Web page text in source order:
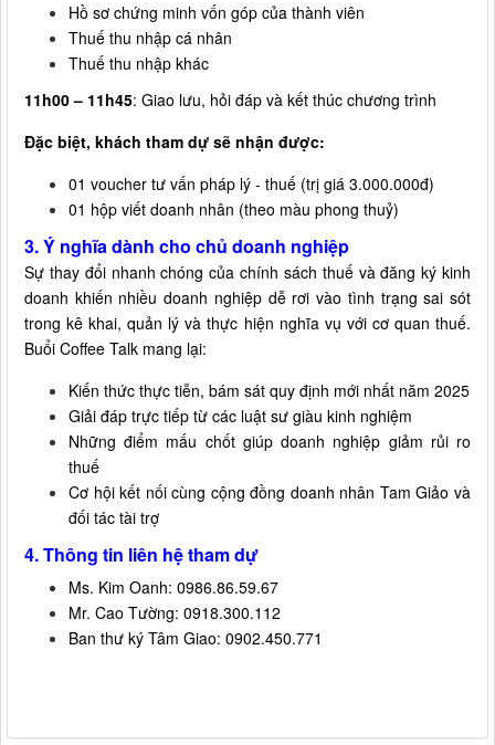
Hồ sơ chứng minh vốn góp của thành viên
Thuế thu nhập cá nhân
Thuế thu nhập khác
11h00 – 11h45: Giao lưu, hỏi đáp và kết thúc chương trình
Đặc biệt, khách tham dự sẽ nhận được:
01 voucher tư vấn pháp lý - thuế (trị giá 3.000.000đ)
01 hộp viết doanh nhân (theo màu phong thuỷ)
3. Ý nghĩa dành cho chủ doanh nghiệp
Sự thay đổi nhanh chóng của chính sách thuế và đăng ký kinh
doanh khiến nhiều doanh nghiệp dễ rơi vào tình trạng sai sót
trong kê khai, quản lý và thực hiện nghĩa vụ với cơ quan thuế.
Buổi Coffee Talk mang lại:
Kiến thức thực tiễn, bám sát quy định mới nhất năm 2025
Giải đáp trực tiếp từ các luật sư giàu kinh nghiệm
Những điểm mấu chốt giúp doanh nghiệp giảm rủi ro
thuế
Cơ hội kết nối cùng cộng đồng doanh nhân Tam Giảo và
đối tác tài trợ
4. Thông tin liên hệ tham dự
Ms. Kim Oanh: 0986.86.59.67
Mr. Cao Tường: 0918.300.112
Ban thư ký Tâm Giao: 0902.450.771